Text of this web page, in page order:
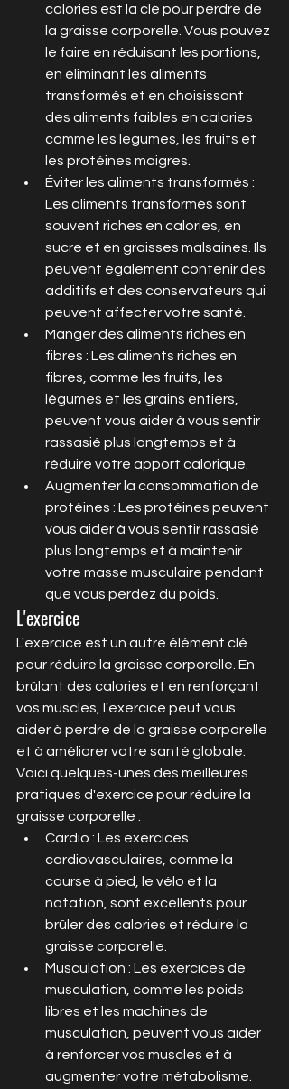
calories est la clé pour perdre de
la graisse corporelle. Vous pouvez
le faire en réduisant les portions,
en éliminant les aliments
transformés et en choisissant
des aliments faibles en calories
comme les légumes, les fruits et
les protéines maigres.
Éviter les aliments transformés :
Les aliments transformés sont
souvent riches en calories, en
sucre et en graisses malsaines. Ils
peuvent également contenir des
additifs et des conservateurs qui
peuvent affecter votre santé.
Manger des aliments riches en
fibres : Les aliments riches en
fibres, comme les fruits, les
légumes et les grains entiers,
peuvent vous aider à vous sentir
rassasié plus longtemps et à
réduire votre apport calorique.
Augmenter la consommation de
protéines : Les protéines peuvent
vous aider à vous sentir rassasié
plus longtemps et à maintenir
votre masse musculaire pendant
que vous perdez du poids.
L'exercice
L'exercice est un autre élément clé
pour réduire la graisse corporelle. En
brûlant des calories et en renforçant
vos muscles, l'exercice peut vous
aider à perdre de la graisse corporelle
et à améliorer votre santé globale.
Voici quelques-unes des meilleures
pratiques d'exercice pour réduire la
graisse corporelle :
Cardio : Les exercices
cardiovasculaires, comme la
course à pied, le vélo et la
natation, sont excellents pour
brûler des calories et réduire la
graisse corporelle.
Musculation : Les exercices de
musculation, comme les poids
libres et les machines de
musculation, peuvent vous aider
à renforcer vos muscles et à
augmenter votre métabolisme.